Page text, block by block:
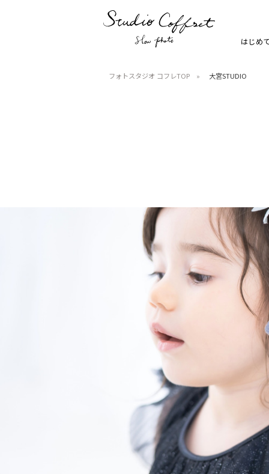
はじめ
家族写真・記念写真 1歳誕生
子供の写真撮影・スタジ
オフォト
赤ちゃん撮影・
ォト
フォトスタジオ コフレTOP 大宮STUDIO